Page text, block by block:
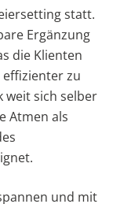
statt.
Ergänzung
die Klienten
zu
weit sich selber
Atmen als
und mit